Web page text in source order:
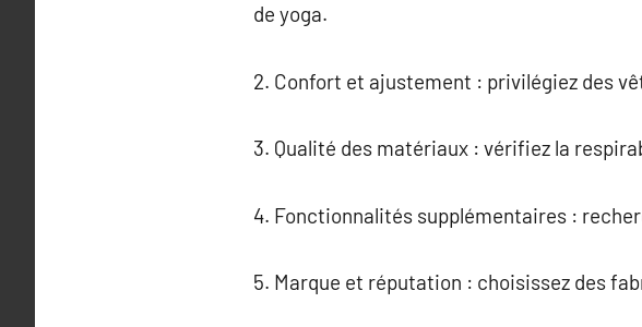
de yoga.
2. Confort et ajustement : privilégiez des
3. Qualité des matériaux : vérifiez la
4. Fonctionnalités supplémentaires :
5. Marque et réputation : choisissez des